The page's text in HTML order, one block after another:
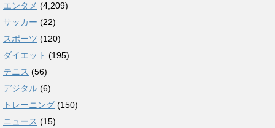
エンタメ (4,209)
サッカー (22)
スポーツ (120)
ダイエット (195)
テニス (56)
デジタル (6)
トレーニング (150)
ニュース (15)